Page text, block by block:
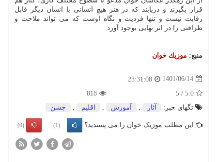
قرار بگیرند و دریابند که در هنر هیچ انسانی با انسان دیگر قابل
رقابت نیست و تنها فردیت و نگاه اوست که می تواند ملاحت و
ظرافتی را در اثر نهایی بوجود آورد.
منبع: موزیك خوان
1401/06/14
23:31:08
5.0
/
5
818
تگهای خبر:
آثار آموزش اقلیم جشن
این مطلب موزیک خوان را می پسندید؟ (1)
(0)